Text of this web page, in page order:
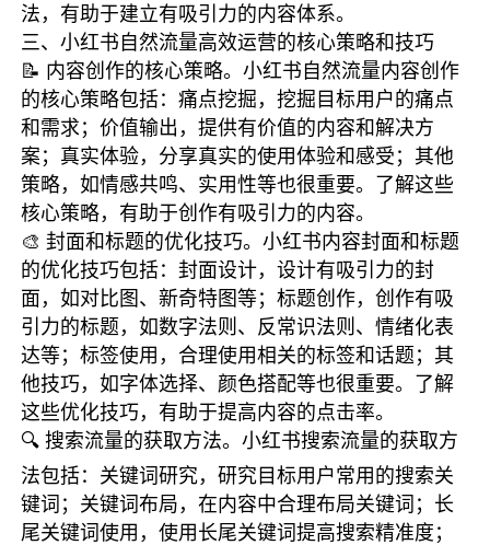
法，有助于建立有吸引力的内容体系。
三、小红书自然流量高效运营的核心策略和技巧
📝 内容创作的核心策略。小红书自然流量内容创作
的核心策略包括：痛点挖掘，挖掘目标用户的痛点
和需求；价值输出，提供有价值的内容和解决方
案；真实体验，分享真实的使用体验和感受；其他
策略，如情感共鸣、实用性等也很重要。了解这些
核心策略，有助于创作有吸引力的内容。
🎨 封面和标题的优化技巧。小红书内容封面和标题
的优化技巧包括：封面设计，设计有吸引力的封
面，如对比图、新奇特图等；标题创作，创作有吸
引力的标题，如数字法则、反常识法则、情绪化表
达等；标签使用，合理使用相关的标签和话题；其
他技巧，如字体选择、颜色搭配等也很重要。了解
这些优化技巧，有助于提高内容的点击率。
🔍 搜索流量的获取方法。小红书搜索流量的获取方
法包括：关键词研究，研究目标用户常用的搜索关
键词；关键词布局，在内容中合理布局关键词；长
尾关键词使用，使用长尾关键词提高搜索精准度；